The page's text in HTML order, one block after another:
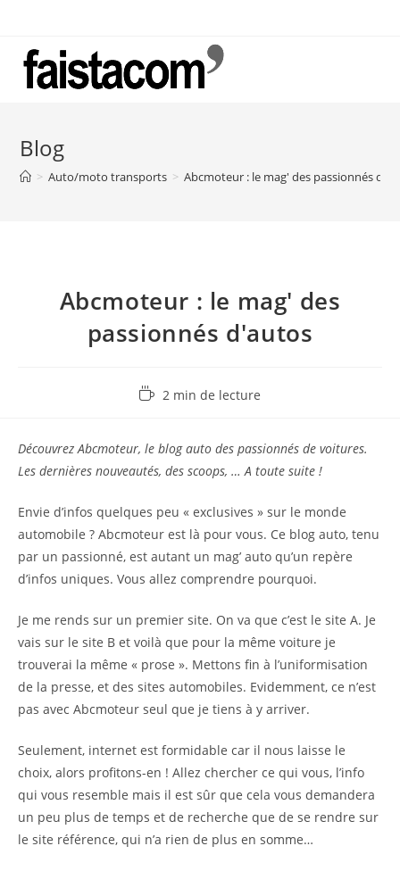
content
Blog
> Auto/moto transports > Abcmoteur : le mag' des passionnés
Abcmoteur : le mag' des
passionnés d'autos
Temps2 min de lecture
Découvrez Abcmoteur, le blog auto des passionnés de voitures.
Les dernières nouveautés, des scoops, … A toute suite !
Envie d’infos quelques peu « exclusives » sur le monde
automobile ? Abcmoteur est là pour vous. Ce blog auto, tenu
par un passionné, est autant un mag’ auto qu’un repère
d’infos uniques. Vous allez comprendre pourquoi.
Je me rends sur un premier site. On va que c’est le site A. Je
vais sur le site B et voilà que pour la même voiture je
trouverai la même « prose ». Mettons fin à l’uniformisation
de la presse, et des sites automobiles. Evidemment, ce n’est
pas avec Abcmoteur seul que je tiens à y arriver.
Seulement, internet est formidable car il nous laisse le
choix, alors profitons-en ! Allez chercher ce qui vous, l’info
qui vous resemble mais il est sûr que cela vous demandera
un peu plus de temps et de recherche que de se rendre sur
le site référence, qui n’a rien de plus en somme…